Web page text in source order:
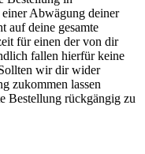
Abwägung deiner
auf deine gesamte
für einen der von dir
fallen hierfür keine
wir dir wider
zukommen lassen
Bestellung rückgängig zu